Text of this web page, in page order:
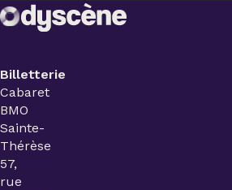
Billetterie
Cabaret
BMO
Sainte-
Thérèse
57,
rue